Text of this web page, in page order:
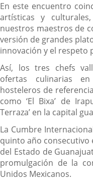
En este encuentro
artísticas y
nuestros maestros de
versión de grandes
innovación y el respeto
Así, los tres chefs
ofertas culinarias
hosteleros de
como ‘El Bixa’ de
Terraza’ en la capital
La Cumbre
quinto año consecutivo
del Estado de
promulgación de la
Unidos Mexicanos.